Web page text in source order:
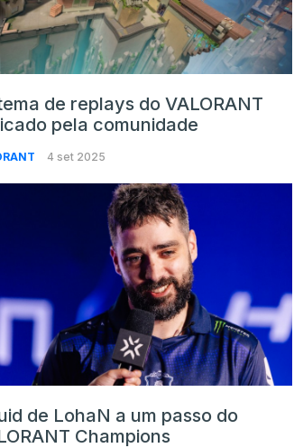
de replays do VALORANT
pela comunidade
4 set 2025
de LohaN a um passo do
Champions